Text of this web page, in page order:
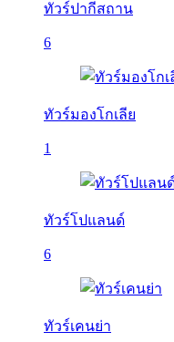
ทัวร์ปากีสถาน
6
ทัวร์มองโกเลีย
1
ทัวร์โปแลนด์
6
ทัวร์เคนย่า